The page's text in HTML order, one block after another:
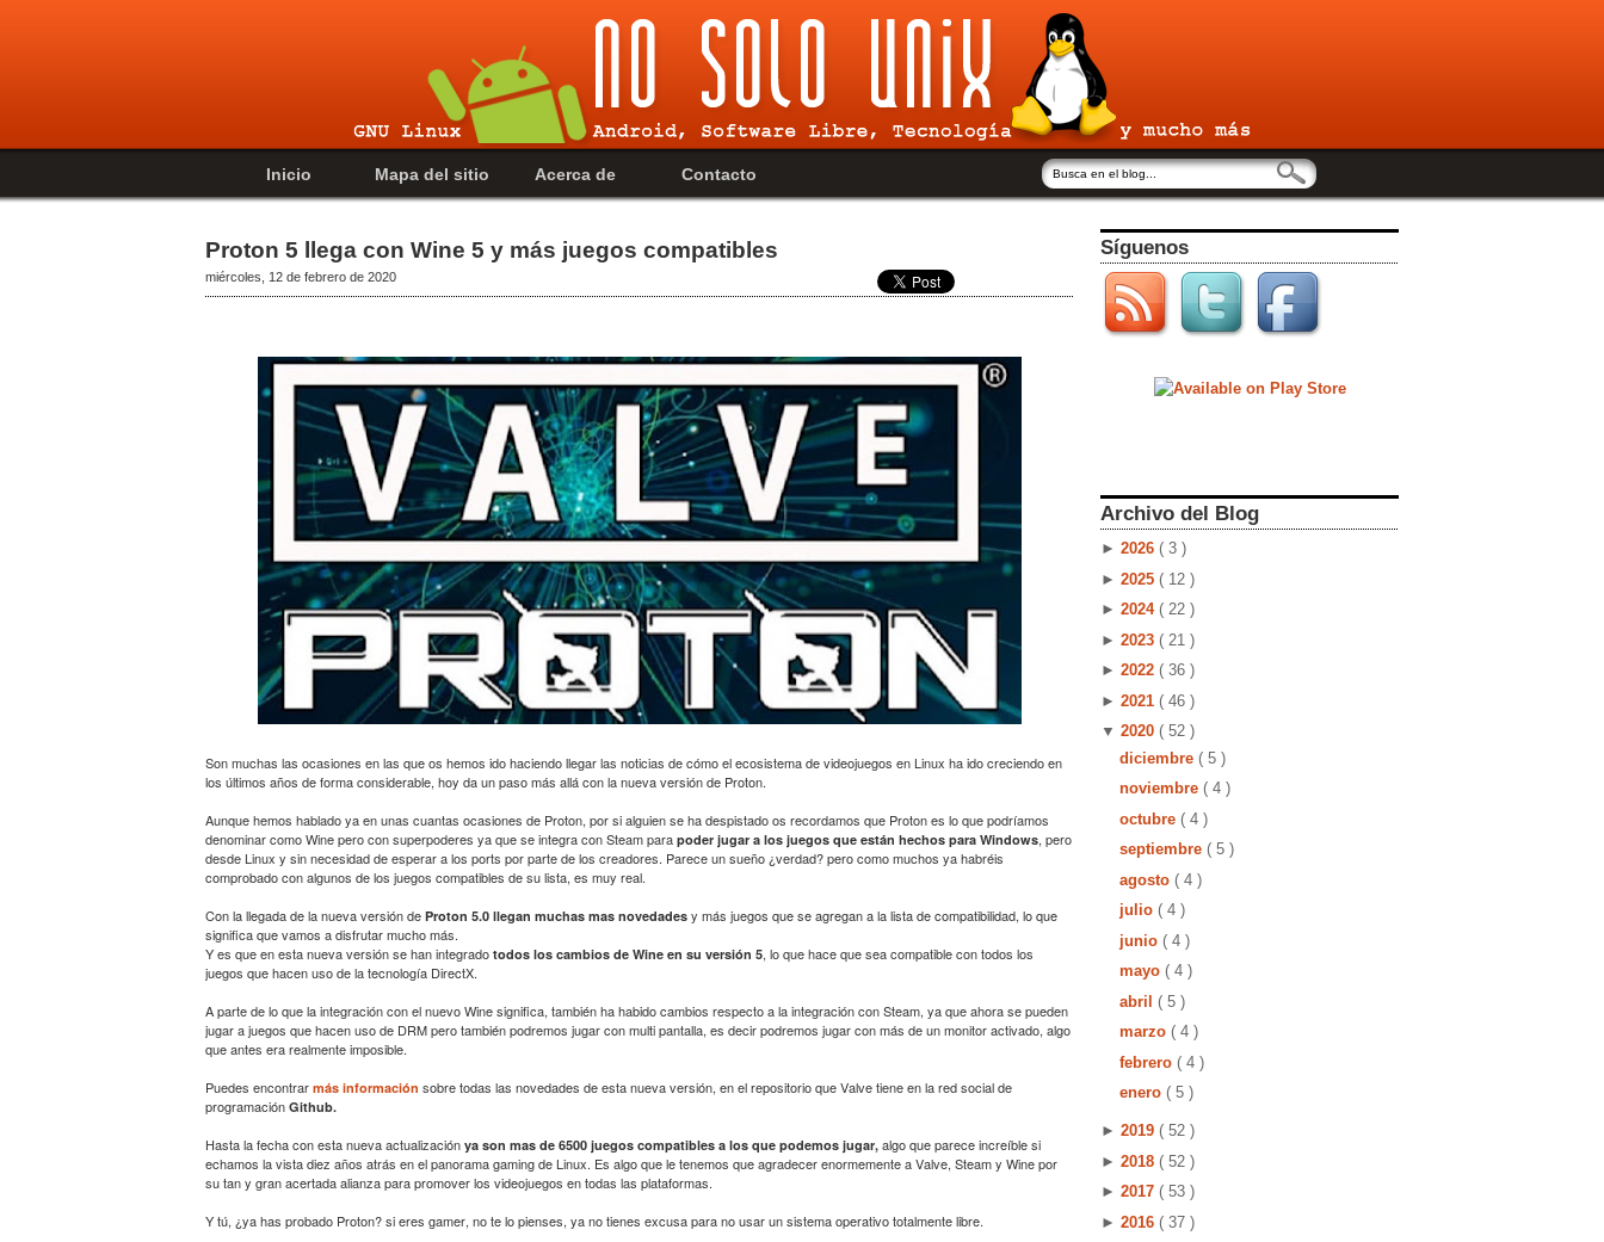
Inicio Mapa del sitio Acerca de Contacto
Proton 5 llega con Wine 5 y más juegos compatibles
miércoles, 12 de febrero de 2020
Son muchas las ocasiones en las que os hemos ido haciendo llegar las noticias de cómo el ecosistema de videojuegos en Linux ha ido creciendo en
los últimos años de forma considerable, hoy da un paso más allá con la nueva versión de Proton.
Aunque hemos hablado ya en unas cuantas ocasiones de Proton, por si alguien se ha despistado os recordamos que Proton es lo que podríamos
denominar como Wine pero con superpoderes ya que se integra con Steam para poder jugar a los juegos que están hechos para Windows, pero
desde Linux y sin necesidad de esperar a los ports por parte de los creadores. Parece un sueño ¿verdad? pero como muchos ya habréis
comprobado con algunos de los juegos compatibles de su lista, es muy real.
Con la llegada de la nueva versión de Proton 5.0 llegan muchas mas novedades y más juegos que se agregan a la lista de compatibilidad, lo que
significa que vamos a disfrutar mucho más.
Y es que en esta nueva versión se han integrado todos los cambios de Wine en su versión 5, lo que hace que sea compatible con todos los
juegos que hacen uso de la tecnología DirectX.
A parte de lo que la integración con el nuevo Wine significa, también ha habido cambios respecto a la integración con Steam, ya que ahora se pueden
jugar a juegos que hacen uso de DRM pero también podremos jugar con multi pantalla, es decir podremos jugar con más de un monitor activado, algo
que antes era realmente imposible.
Puedes encontrar más información sobre todas las novedades de esta nueva versión, en el repositorio que Valve tiene en la red social de
programación Github.
Hasta la fecha con esta nueva actualización ya son mas de 6500 juegos compatibles a los que podemos jugar, algo que parece increíble si
echamos la vista diez años atrás en el panorama gaming de Linux. Es algo que le tenemos que agradecer enormemente a Valve, Steam y Wine por
su tan y gran acertada alianza para promover los videojuegos en todas las plataformas.
Y tú, ¿ya has probado Proton? si eres gamer, no te lo pienses, ya no tienes excusa para no usar un sistema operativo totalmente libre.
Síguenos
Archivo del Blog
► 2026 ( 3 )
► 2025 ( 12 )
► 2024 ( 22 )
► 2023 ( 21 )
► 2022 ( 36 )
► 2021 ( 46 )
▼ 2020 ( 52 )
diciembre ( 5 )
noviembre ( 4 )
octubre ( 4 )
septiembre ( 5 )
agosto ( 4 )
julio ( 4 )
junio ( 4 )
mayo ( 4 )
abril ( 5 )
marzo ( 4 )
febrero ( 4 )
enero ( 5 )
► 2019 ( 52 )
► 2018 ( 52 )
► 2017 ( 53 )
► 2016 ( 37 )